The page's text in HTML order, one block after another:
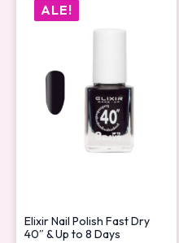
ALE!
Elixir Nail Polish Fast Dry
40″ & Up to 8 Days